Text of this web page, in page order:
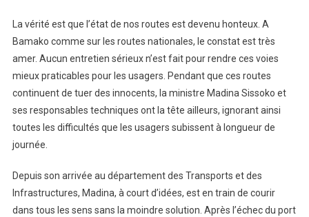
La vérité est que l’état de nos routes est devenu honteux. A
Bamako comme sur les routes nationales, le constat est très
amer. Aucun entretien sérieux n’est fait pour rendre ces voies
mieux praticables pour les usagers. Pendant que ces routes
continuent de tuer des innocents, la ministre Madina Sissoko et
ses responsables techniques ont la tête ailleurs, ignorant ainsi
toutes les difficultés que les usagers subissent à longueur de
journée.
Depuis son arrivée au département des Transports et des
Infrastructures, Madina, à court d’idées, est en train de courir
dans tous les sens sans la moindre solution. Après l’échec du port